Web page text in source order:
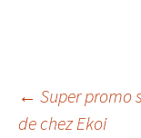
← Super promo
de chez Ekoi